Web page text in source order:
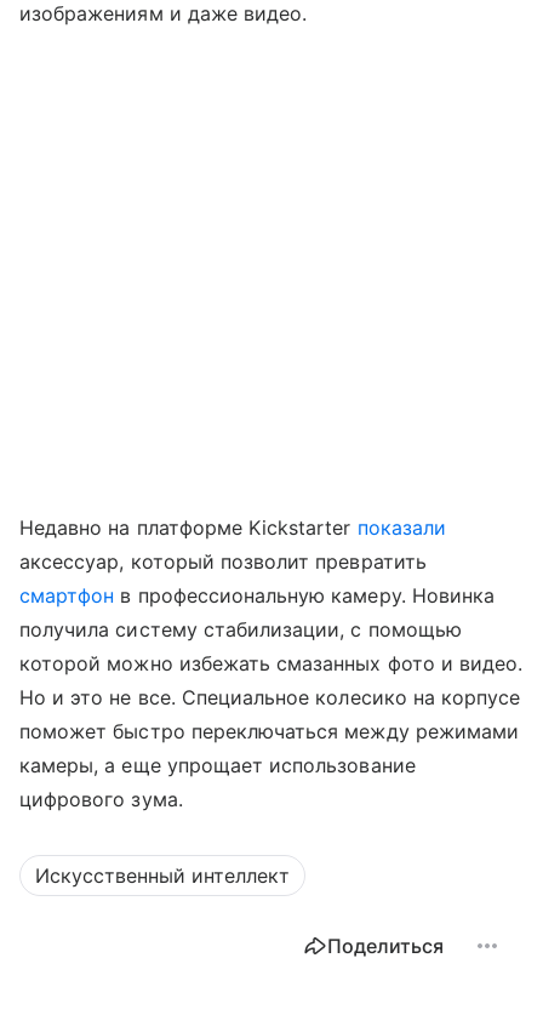
изображениям и даже видео.
Недавно на платформе Kickstarter показали
аксессуар, который позволит превратить
смартфон в профессиональную камеру. Новинка
получила систему стабилизации, с помощью
которой можно избежать смазанных фото и видео.
Но и это не все. Специальное колесико на корпусе
поможет быстро переключаться между режимами
камеры, а еще упрощает использование
цифрового зума.
Искусственный интеллект
Поделиться